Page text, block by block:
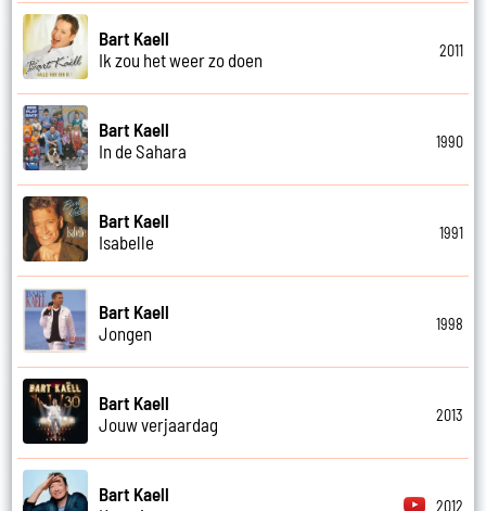
Bart Kaell
Ik zou het weer zo doen
2011
Bart Kaell
In de Sahara
1990
Bart Kaell
Isabelle
1991
Bart Kaell
Jongen
1998
Bart Kaell
Jouw verjaardag
2013
Bart Kaell
2012